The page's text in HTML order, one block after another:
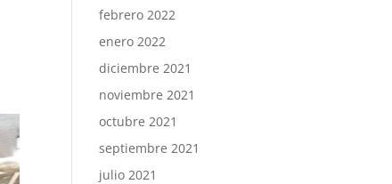
febrero 2022
enero 2022
diciembre 2021
noviembre 2021
octubre 2021
septiembre 2021
julio 2021